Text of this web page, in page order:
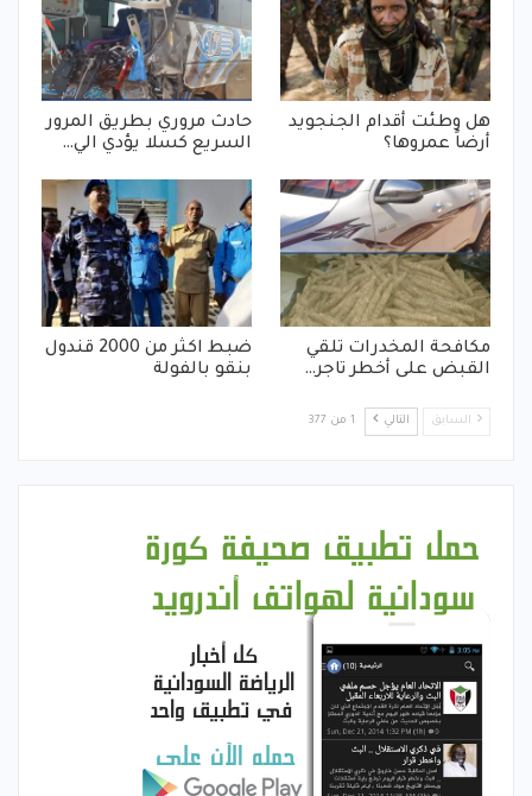
هل وطئت أقدام الجنجويد
أرضاً عمروها؟
حادث مروري بطريق المرور
السريع كسلا يؤدي الي…
مكافحة المخدرات تلقي
القبض على أخطر تاجر…
ضبط اكثر من 2000 قندول
بنقو بالفولة
السابق التالي 1 من 377